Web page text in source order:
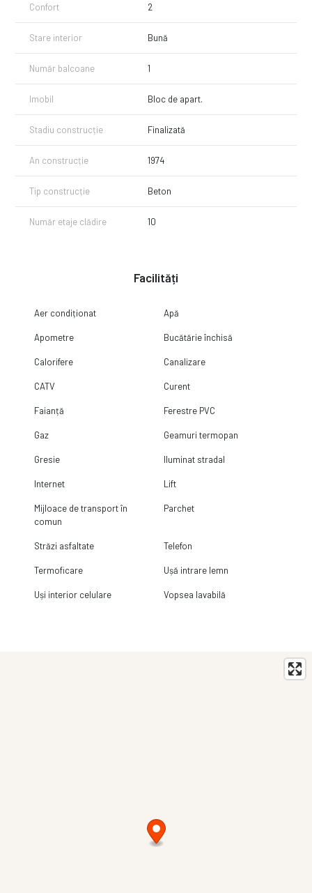
Confort 2
Stare interior Bună
Număr balcoane 1
Imobil Bloc de apart.
Stadiu construcție Finalizată
An construcție 1974
Tip construcție Beton
Număr etaje clădire 10
Facilități
Aer condiționat Apă
Apometre Bucătărie închisă
Calorifere Canalizare
CATV Curent
Faianță Ferestre PVC
Gaz Geamuri termopan
Gresie Iluminat stradal
Internet Lift
Mijloace de transport în
comun
Parchet
Străzi asfaltate Telefon
Termoficare Ușă intrare lemn
Uși interior celulare Vopsea lavabilă